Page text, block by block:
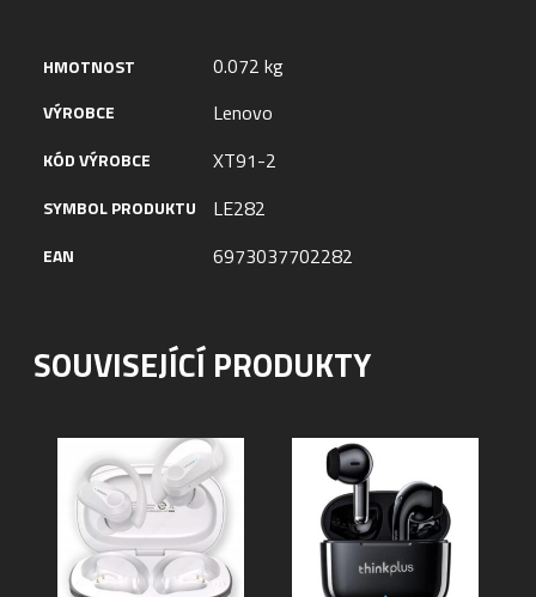
HMOTNOST 0.072 kg
VÝROBCE Lenovo
KÓD VÝROBCE XT91-2
SYMBOL PRODUKTU LE282
EAN 6973037702282
SOUVISEJÍCÍ PRODUKTY